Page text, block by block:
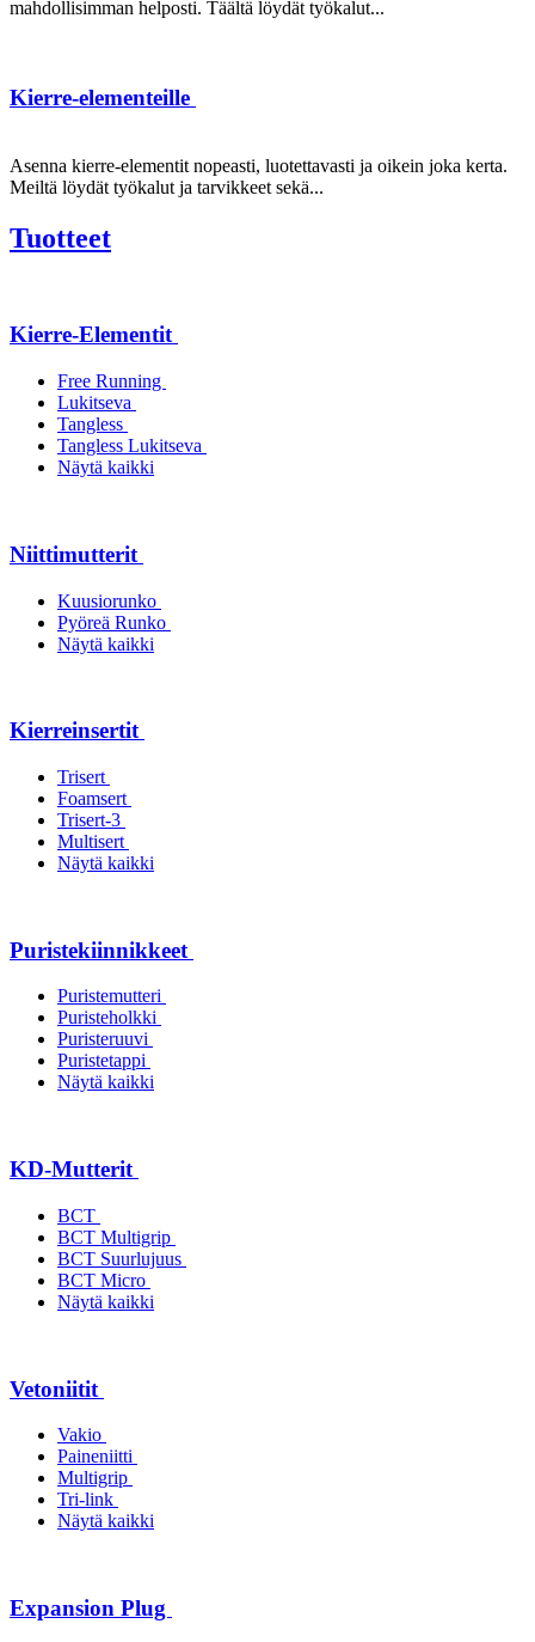
mahdollisimman helposti. Täältä löydät työkalut...
Kierre-elementeille
Asenna kierre-elementit nopeasti, luotettavasti ja oikein joka kerta.
Meiltä löydät työkalut ja tarvikkeet sekä...
Tuotteet
Kierre-Elementit
Free Running
Lukitseva
Tangless
Tangless Lukitseva
Näytä kaikki
Niittimutterit
Kuusiorunko
Pyöreä Runko
Näytä kaikki
Kierreinsertit
Trisert
Foamsert
Trisert-3
Multisert
Näytä kaikki
Puristekiinnikkeet
Puristemutteri
Puristeholkki
Puristeruuvi
Puristetappi
Näytä kaikki
KD-Mutterit
BCT
BCT Multigrip
BCT Suurlujuus
BCT Micro
Näytä kaikki
Vetoniitit
Vakio
Paineniitti
Multigrip
Tri-link
Näytä kaikki
Expansion Plug